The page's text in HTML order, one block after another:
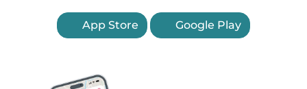
App Store Google Play